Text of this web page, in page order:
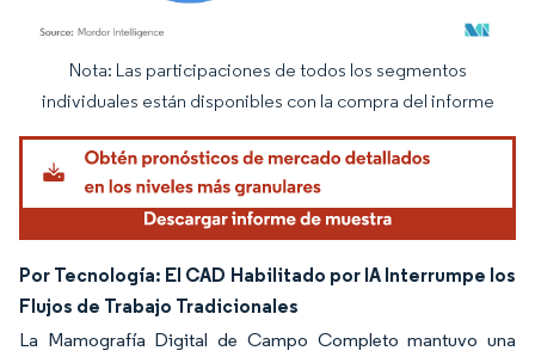
Imagen © Mordor Intelligence. El uso requiere atribución según CC BY 4.0.
Nota: Las participaciones de todos los segmentos
individuales están disponibles con la compra del informe
Por Tecnología: El CAD Habilitado por IA Interrumpe los
Flujos de Trabajo Tradicionales
La Mamografía Digital de Campo Completo mantuvo una